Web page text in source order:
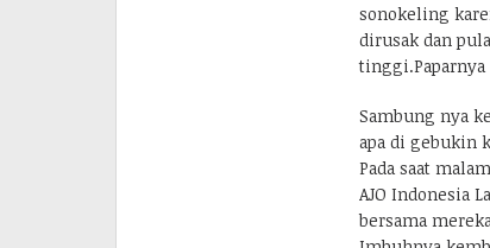
sonokeling
dirusak dan
tinggi.Paparnya
Sambung nya
apa di gebukin
Pada saat
AJO Indonesia
bersama